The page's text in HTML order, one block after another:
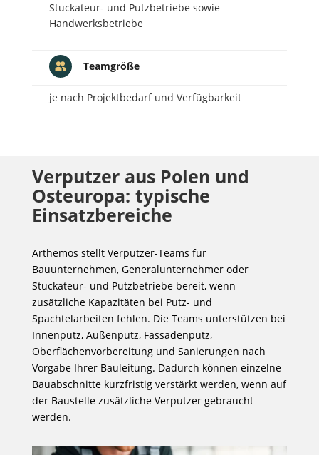
Stuckateur- und Putzbetriebe sowie
Handwerksbetriebe
Teamgröße
je nach Projektbedarf und Verfügbarkeit
Verputzer aus Polen und
Osteuropa: typische
Einsatzbereiche
Arthemos stellt Verputzer-Teams für
Bauunternehmen, Generalunternehmer oder
Stuckateur- und Putzbetriebe bereit, wenn
zusätzliche Kapazitäten bei Putz- und
Spachtelarbeiten fehlen. Die Teams unterstützen bei
Innenputz, Außenputz, Fassadenputz,
Oberflächenvorbereitung und Sanierungen nach
Vorgabe Ihrer Bauleitung. Dadurch können einzelne
Bauabschnitte kurzfristig verstärkt werden, wenn auf
der Baustelle zusätzliche Verputzer gebraucht
werden.